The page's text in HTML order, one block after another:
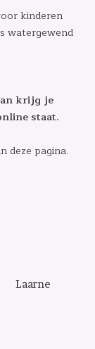
kinderen
watergewend
krijg je
staat.
deze pagina.
Laarne